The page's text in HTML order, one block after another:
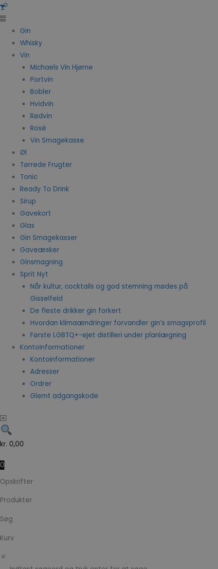
Gin
Whisky
Vin
Michaels Vin Hjørne
Portvin
Bobler
Hvidvin
Rødvin
Rosé
Vin Smagekasse
Øl
Tørrede Frugter
Tonic
Ready To Drink
Sirup
Gavekort
Glas
Gin Smagekasser
Gaveæsker
Ginsmagning
Sprit Nyt
Når kultur, cocktails og god stemning mødes på
Gisselfeld
De fleste drikker gin forkert
Hvordan klimaændringer forvandler gin’s smagsprofil
Første LGBTQ+-ejet distilleri under planlægning
Kontoinformationer
Kontoinformationer
Adresser
Ordrer
Glemt adgangskode
kr. 0,00
0
Opskrifter
Produkter
Søg
Kurv